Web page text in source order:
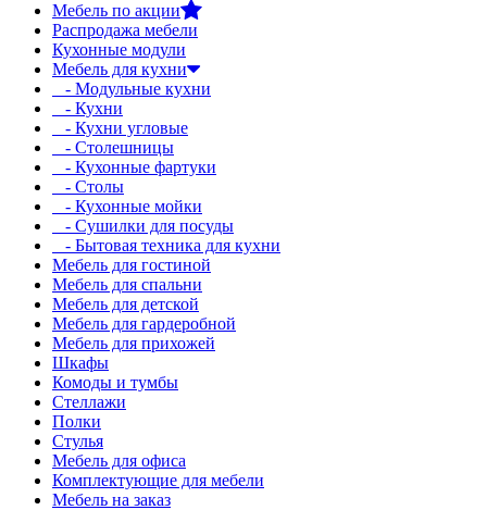
Мебель по акции
Распродажа мебели
Кухонные модули
Мебель для кухни
- Модульные кухни
- Кухни
- Кухни угловые
- Столешницы
- Кухонные фартуки
- Столы
- Кухонные мойки
- Сушилки для посуды
- Бытовая техника для кухни
Мебель для гостиной
Мебель для спальни
Мебель для детской
Мебель для гардеробной
Мебель для прихожей
Шкафы
Комоды и тумбы
Стеллажи
Полки
Стулья
Мебель для офиса
Комплектующие для мебели
Мебель на заказ